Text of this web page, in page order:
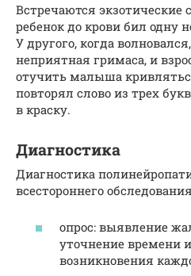
Встречаются
ребенок до крови бил одну
У другого, когда
неприятная гримаса, и
отучить малыша
повторял слово из трех
в краску.
Диагностика
Диагностика
всестороннего
опрос: выявление
уточнение времени
возникновения